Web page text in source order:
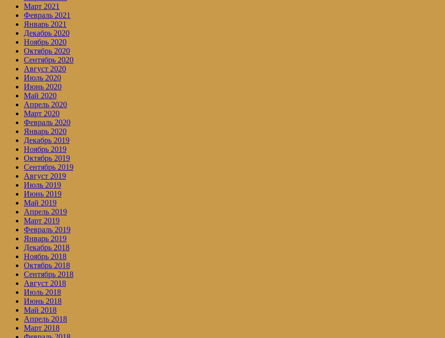
Март 2021
Февраль 2021
Январь 2021
Декабрь 2020
Ноябрь 2020
Октябрь 2020
Сентябрь 2020
Август 2020
Июль 2020
Июнь 2020
Май 2020
Апрель 2020
Март 2020
Февраль 2020
Январь 2020
Декабрь 2019
Ноябрь 2019
Октябрь 2019
Сентябрь 2019
Август 2019
Июль 2019
Июнь 2019
Май 2019
Апрель 2019
Март 2019
Февраль 2019
Январь 2019
Декабрь 2018
Ноябрь 2018
Октябрь 2018
Сентябрь 2018
Август 2018
Июль 2018
Июнь 2018
Май 2018
Апрель 2018
Март 2018